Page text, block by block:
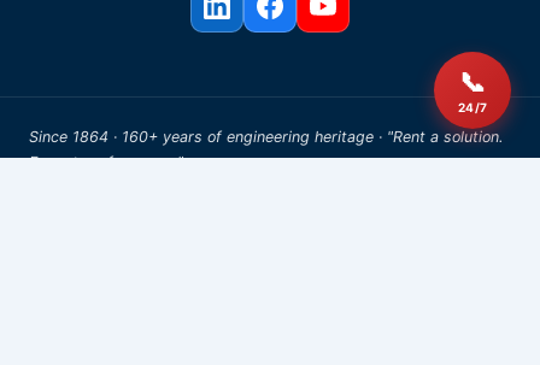
Since 1864 · 160+ years of engineering heritage · "Rent a solution.
Expect performance."
📞
24/7